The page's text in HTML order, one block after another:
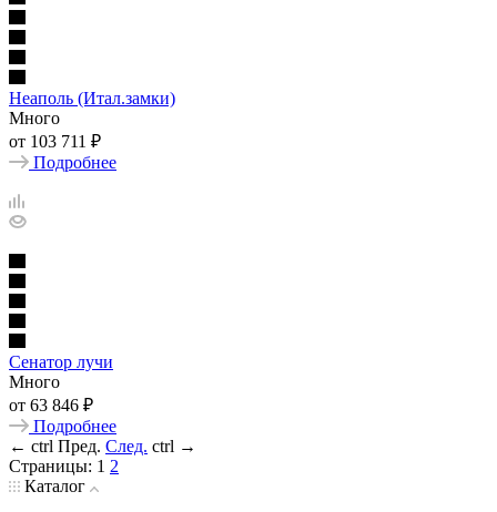
Неаполь (Итал.замки)
Много
от 103 711 ₽
Подробнее
Сенатор лучи
Много
от 63 846 ₽
Подробнее
← ctrl Пред. След. ctrl →
Страницы: 1 2
Каталог